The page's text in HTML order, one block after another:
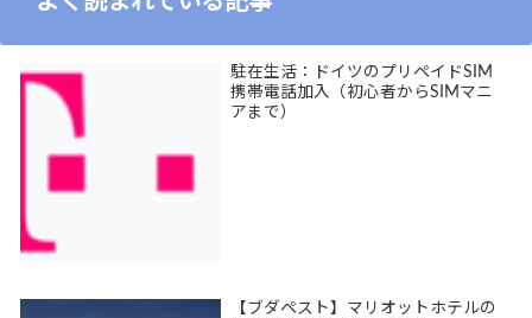
駐在生活：ドイツのプリペイドSIM
携帯電話加入（初心者からSIMマニ
アまで）
【ブダペスト】マリオットホテルの